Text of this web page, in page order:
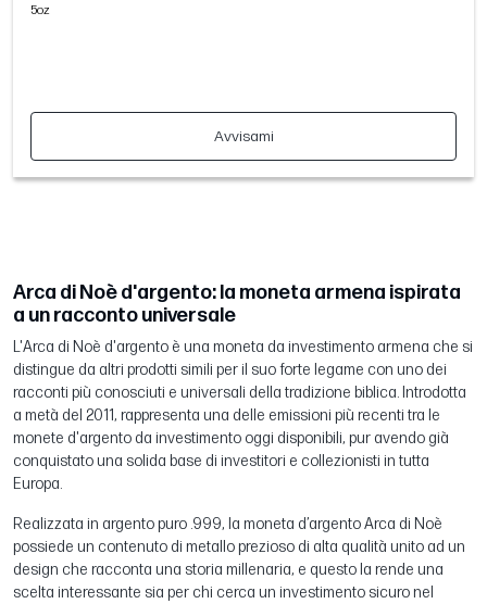
5oz
Avvisami
Arca di Noè d'argento: la moneta armena ispirata
a un racconto universale
L'Arca di Noè d'argento è una moneta da investimento armena che si
distingue da altri prodotti simili per il suo forte legame con uno dei
racconti più conosciuti e universali della tradizione biblica. Introdotta
a metà del 2011, rappresenta una delle emissioni più recenti tra le
monete d'argento da investimento oggi disponibili, pur avendo già
conquistato una solida base di investitori e collezionisti in tutta
Europa.
Realizzata in argento puro .999, la moneta d’argento Arca di Noè
possiede un contenuto di metallo prezioso di alta qualità unito ad un
design che racconta una storia millenaria, e questo la rende una
scelta interessante sia per chi cerca un investimento sicuro nel